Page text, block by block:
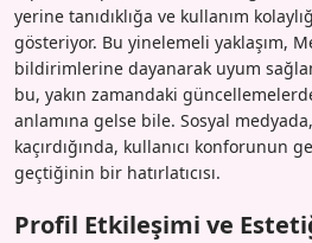
yerine tanıdıklığa ve kullanım
gösteriyor. Bu yinelemeli yaklaşım,
bildirimlerine dayanarak uyum
bu, yakın zamandaki
anlamına gelse bile. Sosyal
kaçırdığında, kullanıcı konforunun
geçtiğinin bir hatırlatıcısı.
Profil Etkileşimi ve